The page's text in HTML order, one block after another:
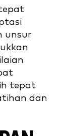
unsur
tepat
dan